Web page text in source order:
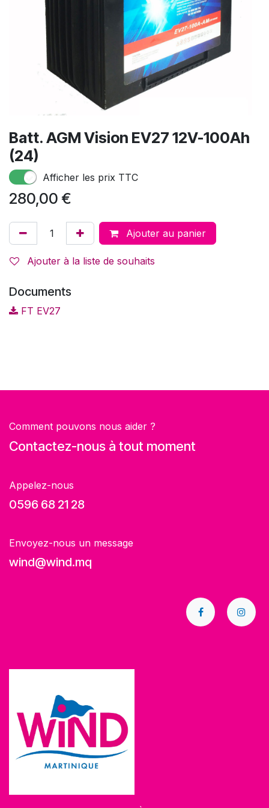
Batt. AGM Vision EV27 12V-100Ah
(24)
Afficher les prix TTC
280,00 €
Ajouter au panier
Ajouter à la liste de souhaits
Documents
FT EV27
Comment pouvons nous aider ?
Contactez-nous à tout moment
Appelez-nous
0596 68 21 28
Envoyez-nous un message
wind@wind.mq